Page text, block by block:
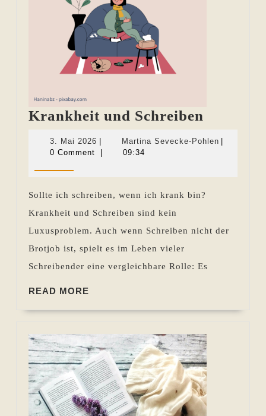
Krankheit und Schreiben
3. Mai 2026 3.
Mai
| Martina Sevecke-Pohlen Martina
|
0 Comment
| 09:34
Sollte ich schreiben, wenn ich krank bin?
Krankheit und Schreiben sind kein
Luxusproblem. Auch wenn Schreiben nicht der
Brotjob ist, spielt es im Leben vieler
Schreibender eine vergleichbare Rolle: Es
READ MORE